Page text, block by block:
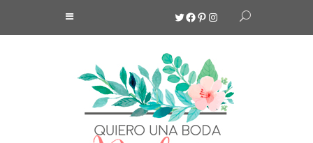
Twitter
Facebook
Pinterest
Instagram